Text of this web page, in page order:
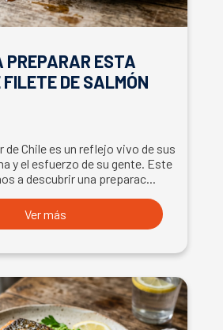
PREPARAR ESTA
FILETE DE SALMÓN
de Chile es un reflejo vivo de sus
y el esfuerzo de su gente. Este
a descubrir una preparac...
Ver más